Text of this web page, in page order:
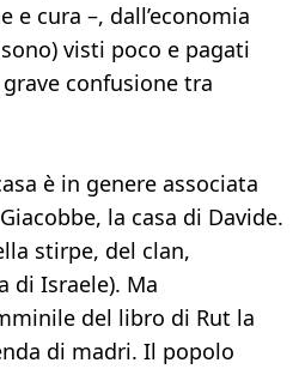
e cura –, dall’economia
visti poco e pagati
confusione tra
è in genere associata
la casa di Davide.
stirpe, del clan,
di Israele). Ma
del libro di Rut la
di madri. Il popolo